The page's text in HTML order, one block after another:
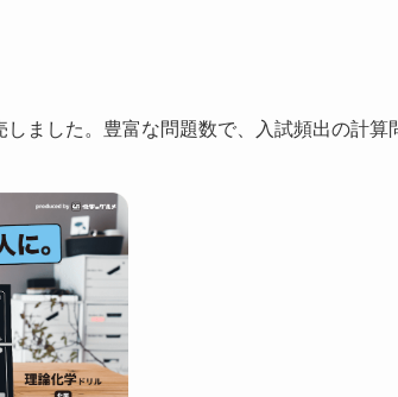
ました。豊富な問題数で、入試頻出の計算